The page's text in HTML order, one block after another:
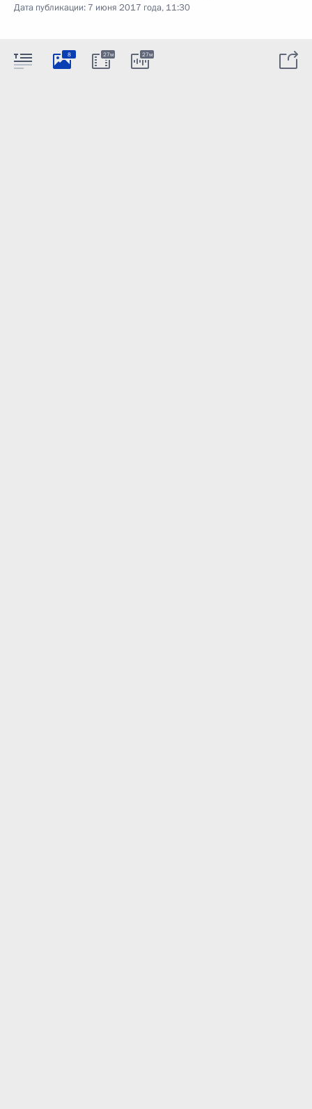
Дата публикации: 7 июня 2017 года, 11:30
8 27м 27м